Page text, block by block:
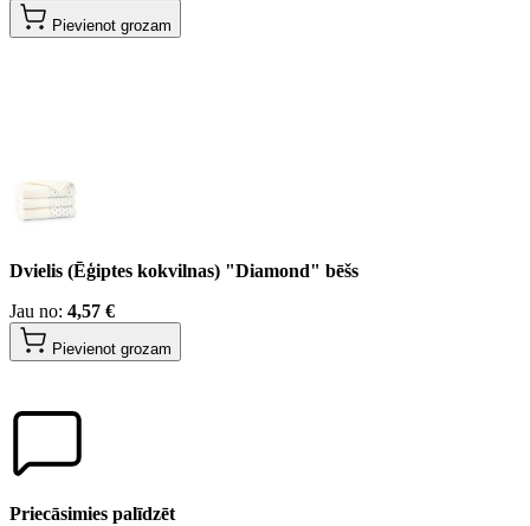
Pievienot grozam
Dvielis (Ēģiptes kokvilnas) "Diamond" bēšs
Jau no: 4,57 €
Pievienot grozam
Priecāsimies palīdzēt